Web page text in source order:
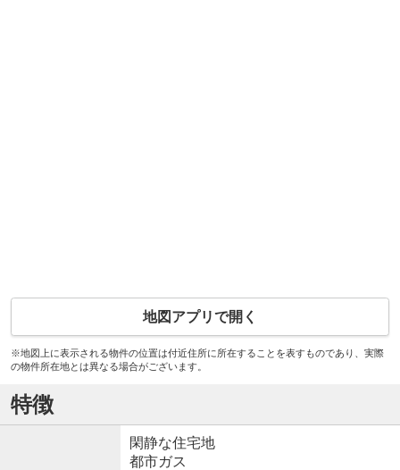
地図アプリで開く
※地図上に表示される物件の位置は付近住所に所在することを表すものであり、実際
の物件所在地とは異なる場合がございます。
特徴
閑静な住宅地
都市ガス